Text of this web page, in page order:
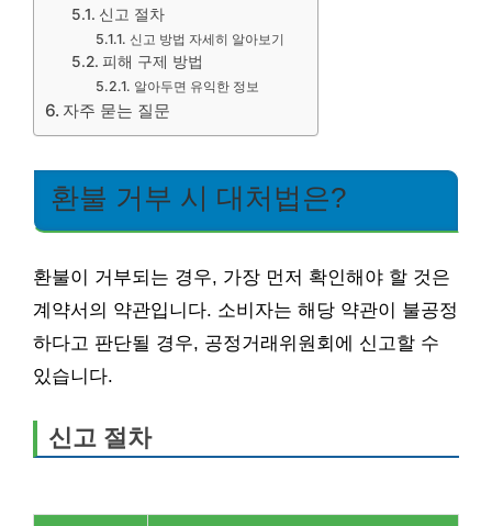
신고 절차
신고 방법 자세히 알아보기
피해 구제 방법
알아두면 유익한 정보
자주 묻는 질문
환불 거부 시 대처법은?
환불이 거부되는 경우, 가장 먼저 확인해야 할 것은
계약서의 약관입니다. 소비자는 해당 약관이 불공정
하다고 판단될 경우, 공정거래위원회에 신고할 수
있습니다.
신고 절차